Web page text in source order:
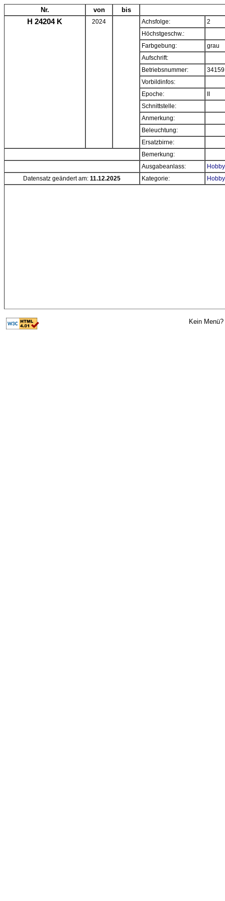
Nr. von bis
H 24204 K 2024 Achsfolge:
2
Höchstgeschw.:
Farbgebung:
grau
Aufschrift:
Betriebsnummer:
34159
Vorbildinfos:
Epoche:
Schnittstelle:
Anmerkung:
Beleuchtung:
Ersatzbirne:
Bemerkung:
Ausgabeanlass:
Datensatz geändert am: 11.12.2025 Kategorie:
Kein